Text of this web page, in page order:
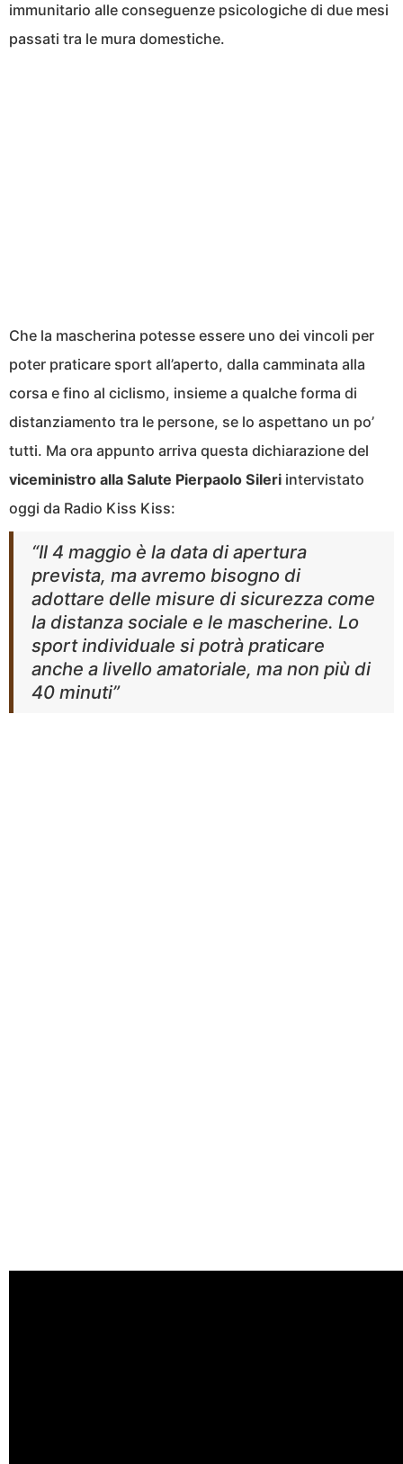
immunitario alle conseguenze psicologiche di due mesi
passati tra le mura domestiche.
Che la mascherina potesse essere uno dei vincoli per
poter praticare sport all’aperto, dalla camminata alla
corsa e fino al ciclismo, insieme a qualche forma di
distanziamento tra le persone, se lo aspettano un po’
tutti. Ma ora appunto arriva questa dichiarazione del
viceministro alla Salute Pierpaolo Sileri intervistato
oggi da Radio Kiss Kiss:
“Il 4 maggio è la data di apertura
prevista, ma avremo bisogno di
adottare delle misure di sicurezza come
la distanza sociale e le mascherine. Lo
sport individuale si potrà praticare
anche a livello amatoriale, ma non più di
40 minuti”